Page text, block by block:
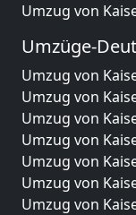
Umzug von
Umzüge-
Umzug von
Umzug von
Umzug von
Umzug von
Umzug von
Umzug von
Umzug von